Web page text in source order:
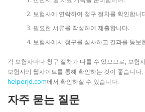
보험사에 연락하여 청구 절차를 확인합니
필요한 서류를 작성하여 제출합니다.
보험사에서 청구를 심사하고 결과를 통보
각 보험사마다 청구 절차가 다를 수 있으므로, 보험
보험사의 웹사이트를 통해 확인하는 것이 좋습니다
helperjd.com에서 확인하실 수 있습니다.
자주 묻는 질문